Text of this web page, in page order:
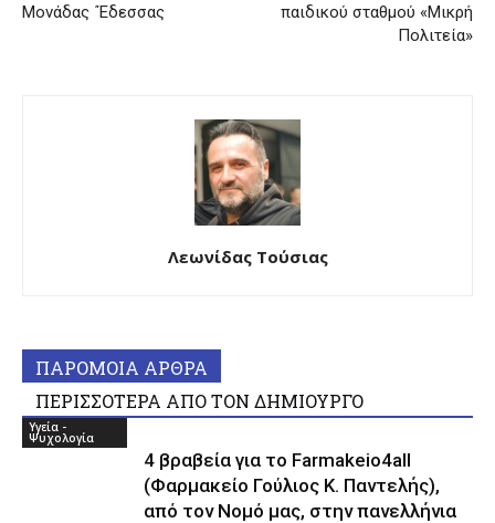
Μονάδας ΄Έδεσσας
παιδικού σταθμού «Μικρή
Πολιτεία»
Λεωνίδας Τούσιας
ΠΑΡΟΜΟΙΑ ΑΡΘΡΑ
ΠΕΡΙΣΣΟΤΕΡΑ ΑΠΟ ΤΟΝ ΔΗΜΙΟΥΡΓΟ
Υγεία -
Ψυχολογία
4 βραβεία για το Farmakeio4all
(Φαρμακείο Γούλιος Κ. Παντελής),
από τον Νομό μας, στην πανελλήνια